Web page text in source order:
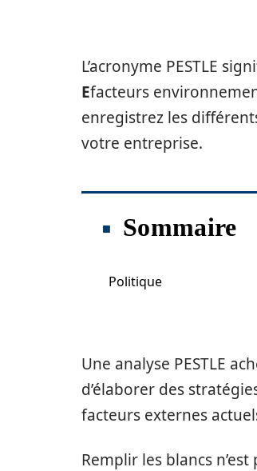
L’acronyme PESTLE
Efacteurs
enregistrez les
votre entreprise.
Sommaire
Politique
Une analyse PESTLE
d’élaborer des
facteurs externes
Remplir les blancs